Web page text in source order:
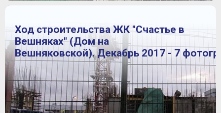
Ход строительства ЖК "Счастье в
Вешняках" (Дом на
Вешняковской). Декабрь 2017 - 7